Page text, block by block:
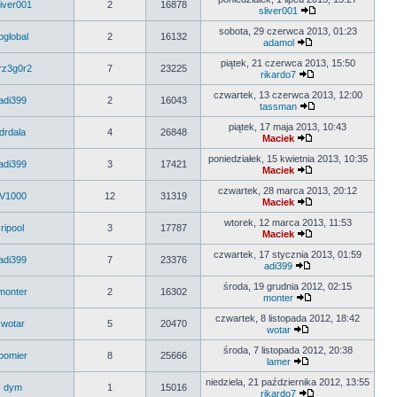
2 16878
sliver001
2 16132
sobota, 29 czerwca 2013, 01:23
adamol
7 23225
piątek, 21 czerwca 2013, 15:50
rikardo7
2 16043
czwartek, 13 czerwca 2013, 12:00
tassman
drdala 4 26848
piątek, 17 maja 2013, 10:43
Maciek
3 17421
poniedziałek, 15 kwietnia 2013, 10:35
Maciek
12 31319
czwartek, 28 marca 2013, 20:12
Maciek
ripool 3 17787
wtorek, 12 marca 2013, 11:53
Maciek
7 23376
czwartek, 17 stycznia 2013, 01:59
adi399
2 16302
środa, 19 grudnia 2012, 02:15
monter
wotar 5 20470
czwartek, 8 listopada 2012, 18:42
wotar
8 25666
środa, 7 listopada 2012, 20:38
lamer
dym 1 15016
niedziela, 21 października 2012, 13:55
rikardo7